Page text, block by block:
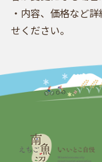
・内容、価格など
せください。